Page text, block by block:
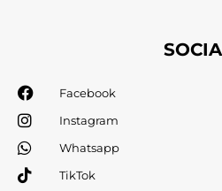
Facebook
Instagram
Whatsapp
TikTok